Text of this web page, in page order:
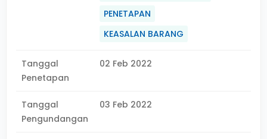
PENETAPAN
KEASALAN BARANG
Tanggal
Penetapan
02 Feb 2022
Tanggal
Pengundangan
03 Feb 2022